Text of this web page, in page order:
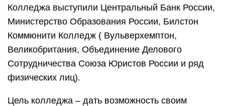
Колледжа выступили Центральный Банк России,
Министерство Образования России, Билстон
Коммюнити Колледж ( Вульверхемптон,
Великобритания, Объединение Делового
Сотрудничества Союза Юристов России и ряд
физических лиц).
Цель колледжа – дать возможность своим